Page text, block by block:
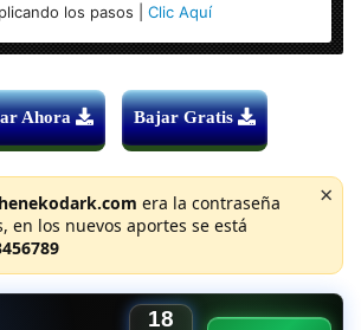
los pasos | Clic Aquí
Ahora Bajar Gratis
era la contraseña
en los nuevos aportes se está
×
18